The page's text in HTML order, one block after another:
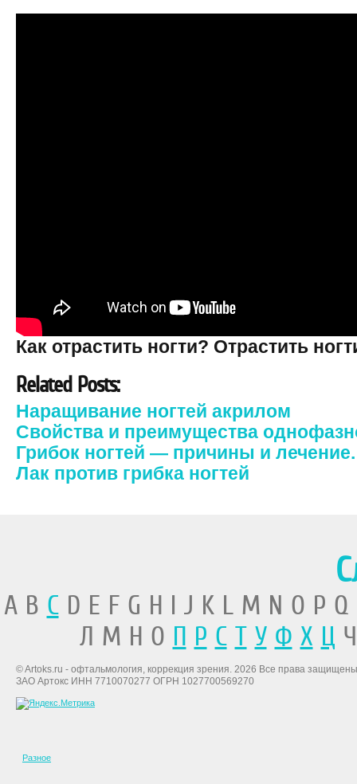
Как отрастить ногти? Отрастить
Related Posts:
Наращивание ногтей акрилом
Свойства и преимущества
Грибок ногтей — причины и лечение.
Лак против грибка ногтей
A B CD E F G H I J K L M N O P
Л М Н О П Р С Т У Ф Х Ц
© Artoks.ru - офтальмология, коррекция зрения. 2026 Все права
ЗАО Артокс ИНН 7710070277 ОГРН 1027700569270
Разное